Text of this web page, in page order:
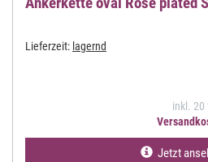
Lieferzeit: lagernd
inkl. 20
Jetzt